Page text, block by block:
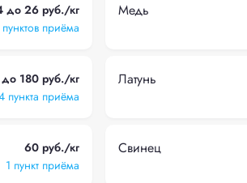
до 26 руб./кг
приёма
Медь
до 180 руб./кг
пункта приёма
Латунь
60 руб./кг
1 пункт приёма
Свинец